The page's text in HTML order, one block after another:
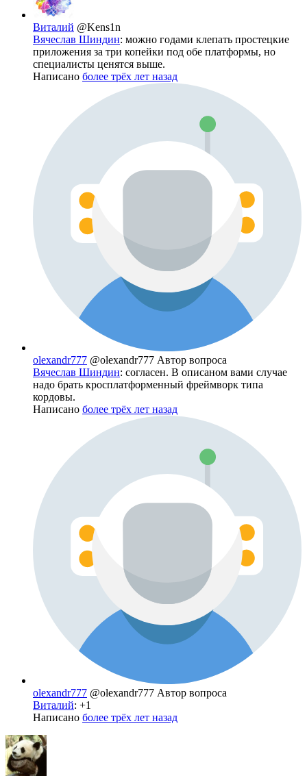
Виталий @Kens1n
Вячеслав Шиндин: можно годами клепать простецкие
приложения за три копейки под обе платформы, но
специалисты ценятся выше.
Написано более трёх лет назад
olexandr777 @olexandr777 Автор вопроса
Вячеслав Шиндин: согласен. В описаном вами случае
надо брать кросплатформенный фреймворк типа
кордовы.
Написано более трёх лет назад
olexandr777 @olexandr777 Автор вопроса
Виталий: +1
Написано более трёх лет назад